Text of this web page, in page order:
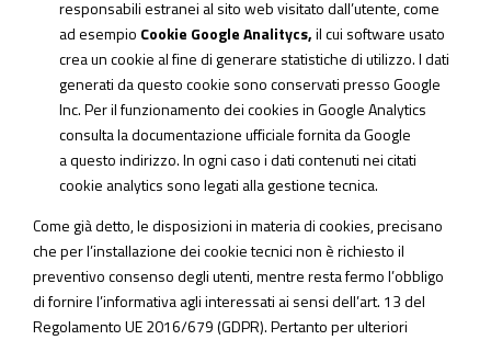
responsabili estranei al sito web visitato dall’utente, come
ad esempio Cookie Google Analitycs,il cui software usato
crea un cookie al fine di generare statistiche di utilizzo. I dati
generati da questo cookie sono conservati presso Google
Inc. Per il funzionamento dei cookies in Google Analytics
consulta la documentazione ufficiale fornita da Google
aquesto indirizzo. In ogni caso i dati contenuti nei citati
cookie analytics sono legati alla gestione tecnica.
Come già detto, le disposizioni in materia di cookies, precisano
che perl’installazione dei cookie tecnici non è richiesto il
preventivo consenso degli utenti, mentre resta fermo l’obbligo
di fornire l’informativa agli interessati ai sensi dell’art. 13 del
Regolamento UE 2016/679 (GDPR). Pertanto per ulteriori